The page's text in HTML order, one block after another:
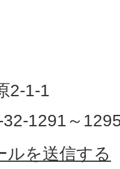
2-1-1
1291～
ルを送信する